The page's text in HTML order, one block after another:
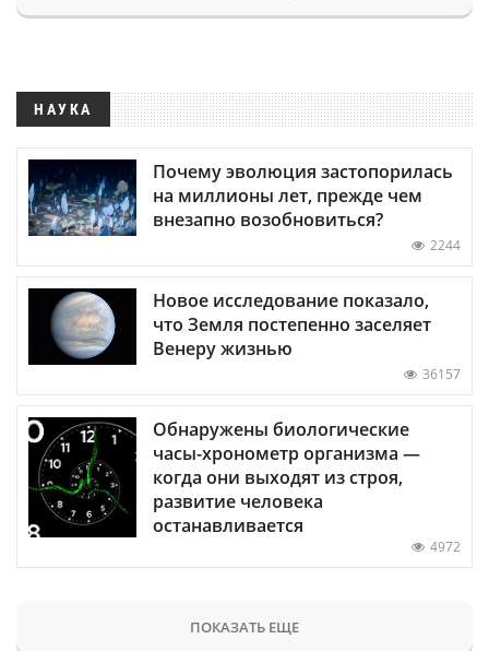
НАУКА
Почему эволюция застопорилась
на миллионы лет, прежде чем
внезапно возобновиться?
2244
Новое исследование показало,
что Земля постепенно заселяет
Венеру жизнью
36157
Обнаружены биологические
часы-хронометр организма —
когда они выходят из строя,
развитие человека
останавливается
4972
ПОКАЗАТЬ ЕЩЕ